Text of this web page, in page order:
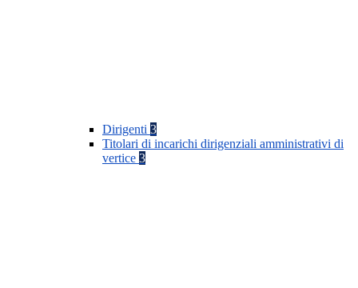
Dirigenti 3
Titolari di incarichi dirigenziali amministrativi di
vertice 3